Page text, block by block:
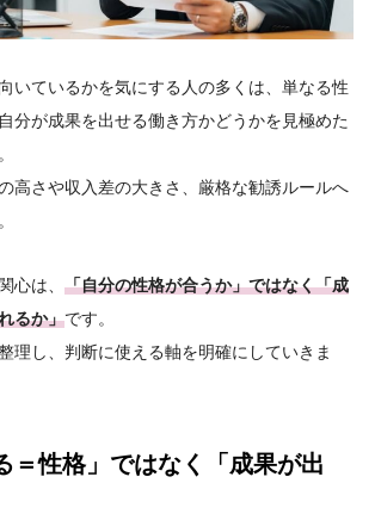
いているかを気にする人の多くは、単なる性
分が成果を出せる働き方かどうかを見極めた
高さや収入差の大きさ、厳格な勧誘ルールへ
心は、 「自分の性格が合うか」ではなく「成
るか」です。
理し、判断に使える軸を明確にしていきま
＝性格」ではなく「成果が出